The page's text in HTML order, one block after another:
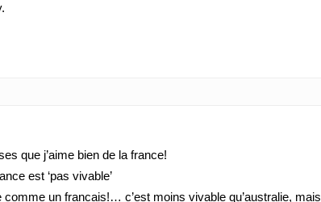
que j’aime bien de la france!
est ‘pas vivable’
un francais!… c’est moins vivable qu’australie, mais